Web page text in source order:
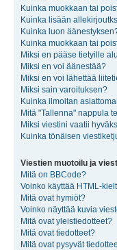
Kuinka muokkaan tai
Kuinka lisään
Kuinka luon
Kuinka muokkaan tai
Miksi en pääse tietyille
Miksi en voi äänestää?
Miksi en voi lähettää
Miksi sain varoituksen?
Kuinka ilmoitan
Mitä "Tallenna" nappula
Miksi viestini vaatii
Kuinka tönäisen
Viestien muotoilu ja
Mitä on BBCode?
Voinko käyttää HTML-
Mitä ovat hymiöt?
Voinko näyttää kuvia
Mitä ovat yleistiedotteet?
Mitä ovat tiedotteet?
Mitä ovat pysyvät